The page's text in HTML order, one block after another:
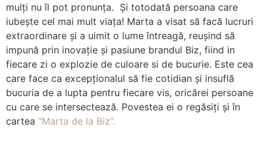
mulți nu îl pot pronunța. Și totodată persoana care
iubește cel mai mult viața! Marta a visat să facă lucruri
extraordinare și a uimit o lume întreagă, reușind să
impună prin inovație și pasiune brandul Biz, fiind in
fiecare zi o explozie de culoare si de bucurie. Este cea
care face ca excepționalul să fie cotidian și insuflă
bucuria de a lupta pentru fiecare vis, oricărei persoane
cu care se intersectează. Povestea ei o regăsiți și în
cartea “Marta de la Biz”.